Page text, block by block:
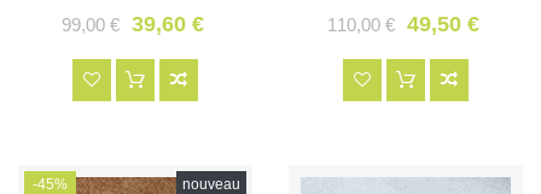
99,00 €
39,60 €
110,00 €
49,50 €
nouveau
-45%